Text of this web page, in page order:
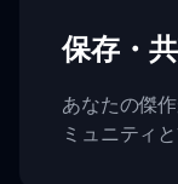
保存・
あなたの傑
ミュニティ